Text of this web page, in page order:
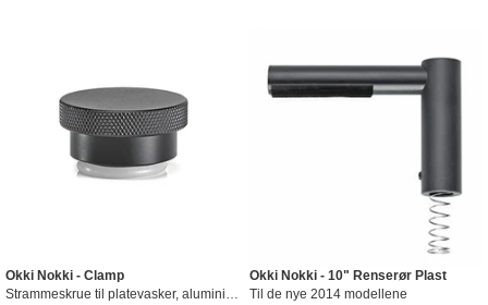
Okki Nokki - Clamp
Strammeskrue til platevasker, aluminium
Okki Nokki - 10" Renserør Plast
Til de nye 2014 modellene
Okki Nokki - 7" Renserør Plast
Til de nye 2014 modellene
Okki Nokki - Strips Til Renserør
Fløyel, 2 stk